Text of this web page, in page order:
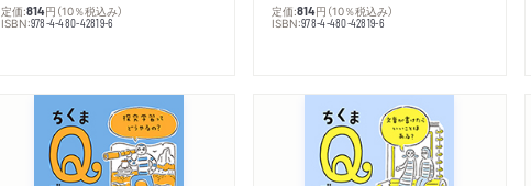
定価:814円 （10％税込み）
ISBN:978-4-480-42819-6
定価:814円 （10％税込み）
ISBN:978-4-480-42819-6